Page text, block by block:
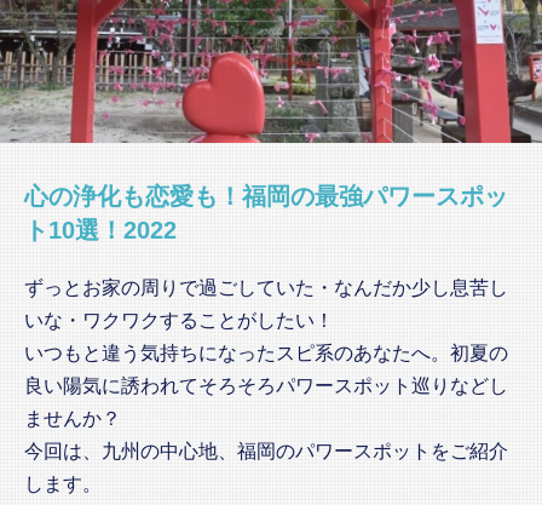
心の浄化も恋愛も！福岡の最強パワースポッ
ト10選！2022
ずっとお家の周りで過ごしていた・なんだか少し息苦し
いな・ワクワクすることがしたい！
いつもと違う気持ちになったスピ系のあなたへ。初夏の
良い陽気に誘われてそろそろパワースポット巡りなどし
ませんか？
今回は、九州の中心地、福岡のパワースポットをご紹介
します。